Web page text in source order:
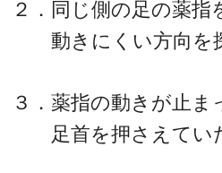
２．同じ側の足の薬指
動きにくい方向を
３．薬指の動きが止ま
足首を押さえてい